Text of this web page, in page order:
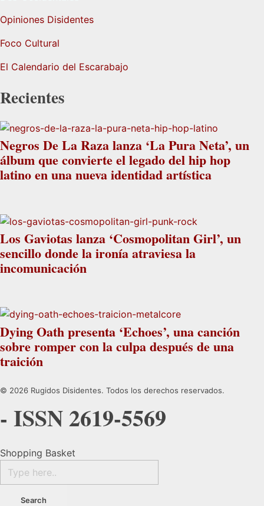
Opiniones Disidentes
Foco Cultural
El Calendario del Escarabajo
Recientes
Negros De La Raza lanza ‘La Pura Neta’, un
álbum que convierte el legado del hip hop
latino en una nueva identidad artística
Los Gaviotas lanza ‘Cosmopolitan Girl’, un
sencillo donde la ironía atraviesa la
incomunicación
Dying Oath presenta ‘Echoes’, una canción
sobre romper con la culpa después de una
traición
© 2026 Rugidos Disidentes. Todos los derechos reservados.
- ISSN 2619-5569
Shopping Basket